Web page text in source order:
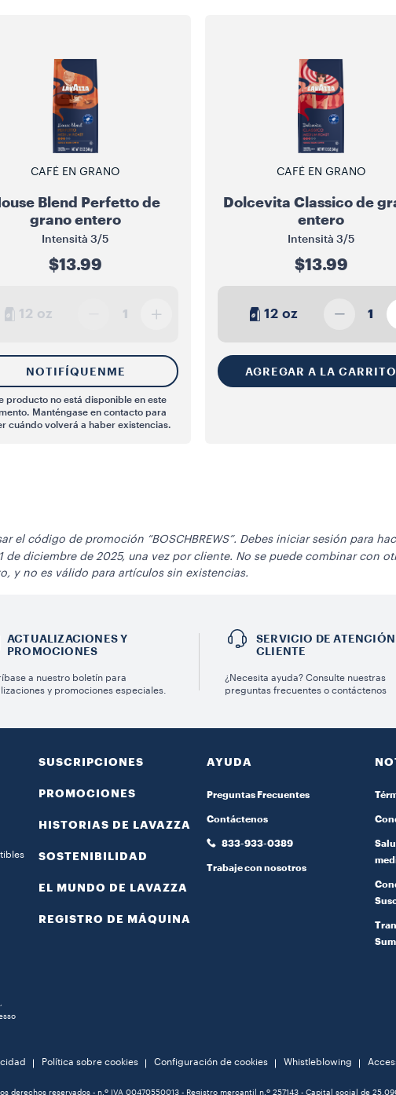
CAFÉ EN GRANO
Blend Perfetto de
grano entero
Intensità 3/5
$13.99
12 oz 1
NOTIFÍQUENME
producto no está disponible en este
Manténgase en contacto para
cuándo volverá a haber existencias.
CAFÉ EN GRANO
Dolcevita Classico de
entero
Intensità 3/5
$13.99
12 oz 1
AGREGAR A LA CARRITO
el código de promoción “BOSCHBREWS”. Debes iniciar sesión para
de diciembre de 2025, una vez por cliente. No se puede combinar con
y no es válido para artículos sin existencias.
ACTUALIZACIONES Y
PROMOCIONES
a nuestro boletín para
y promociones especiales.
SERVICIO DE ATENCIÓN
CLIENTE
¿Necesita ayuda? Consulte nuestras
preguntas frecuentes o contáctenos
SUSCRIPCIONES
PROMOCIONES
HISTORIAS DE LAVAZZA
SOSTENIBILIDAD
EL MUNDO DE LAVAZZA
REGISTRO DE MÁQUINA
AYUDA
Preguntas Frecuentes
Contáctenos
833-933-0389
Trabaje con nosotros
Política sobre cookies Configuración de cookies Whistleblowing
derechos reservados - n.º IVA 00470550013 - Registro mercantil n.º 257143 - Capital social de